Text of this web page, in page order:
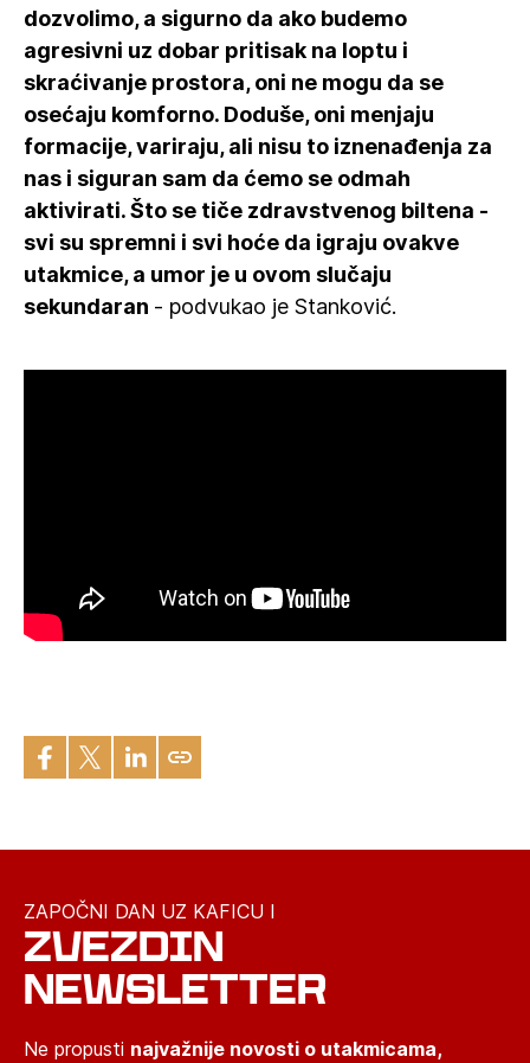
dozvolimo, a sigurno da ako budemo
agresivni uz dobar pritisak na loptu i
skraćivanje prostora, oni ne mogu da se
osećaju komforno. Doduše, oni menjaju
formacije, variraju, ali nisu to iznenađenja za
nas i siguran sam da ćemo se odmah
aktivirati. Što se tiče zdravstvenog biltena -
svi su spremni i svi hoće da igraju ovakve
utakmice, a umor je u ovom slučaju
sekundaran - podvukao je Stanković.
ZAPOČNI DAN UZ KAFICU I
ZVEZDIN
NEWSLETTER
Ne propusti najvažnije novosti o utakmicama,